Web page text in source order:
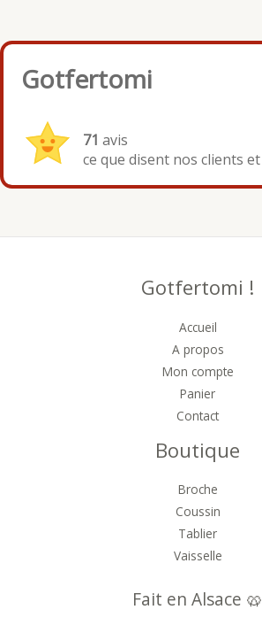
Gotfertomi
71 avis
ce que disent nos clients
Gotfertomi !
Accueil
A propos
Mon compte
Panier
Contact
Boutique
Broche
Coussin
Tablier
Vaisselle
Fait en Alsace 🥨